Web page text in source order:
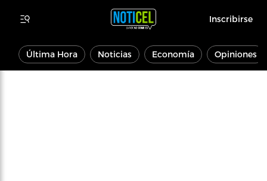
Inscribirse
Última Hora Noticias Economía Opiniones